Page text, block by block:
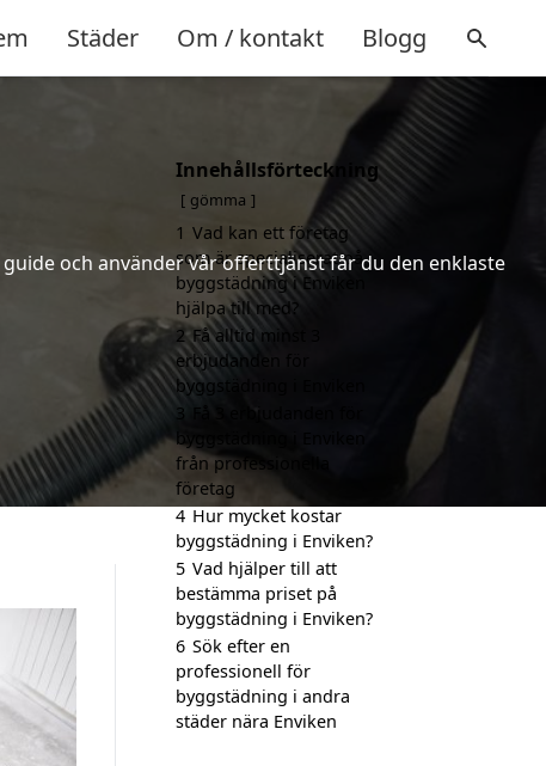
Städer Om / kontakt Blogg
och använder vår offerttjänst får du den enklaste
Innehållsförteckning
gömma
1 Vad kan ett företag
som är specialiserat på
byggstädning i Enviken
hjälpa till med?
2 Få alltid minst 3
erbjudanden för
byggstädning i Enviken
3
Få 3 erbjudanden för
byggstädning i Enviken
från professionella
företag
4 Hur mycket kostar
byggstädning i Enviken?
5 Vad hjälper till att
bestämma priset på
byggstädning i Enviken?
6 Sök efter en
professionell för
byggstädning i andra
städer nära Enviken